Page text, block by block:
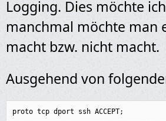
Logging. Dies möchte
manchmal möchte man
macht bzw. nicht macht.
Ausgehend von
proto tcp dport ssh ACCEPT;